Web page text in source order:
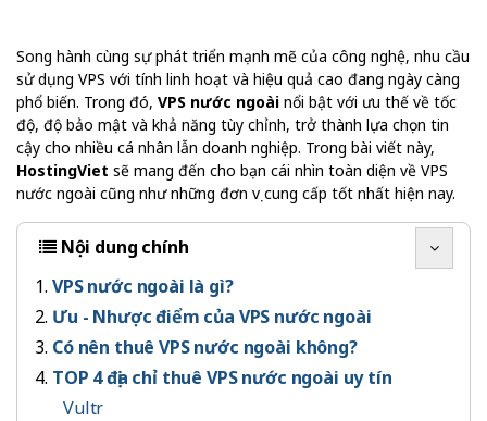
Song hành cùng sự phát triển mạnh mẽ của công nghệ, nhu cầu
sử dụng VPS với tính linh hoạt và hiệu quả cao đang ngày càng
phổ biến. Trong đó, VPS nước ngoài nổi bật với ưu thế về tốc
độ, độ bảo mật và khả năng tùy chỉnh, trở thành lựa chọn tin
cậy cho nhiều cá nhân lẫn doanh nghiệp. Trong bài viết này,
HostingViet sẽ mang đến cho bạn cái nhìn toàn diện về VPS
nước ngoài cũng như những đơn vị cung cấp tốt nhất hiện nay.
Nội dung chính
VPS nước ngoài là gì?
Ưu - Nhược điểm của VPS nước ngoài
Có nên thuê VPS nước ngoài không?
TOP 4 địa chỉ thuê VPS nước ngoài uy tín
Vultr